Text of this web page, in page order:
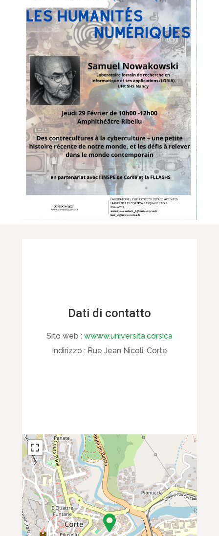
Dati di contatto
Sito web : wwww.universita.corsica
Indirizzo : Rue Jean Nicoli, Corte